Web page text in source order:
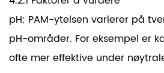
pH: PAM-ytelsen varierer på
pH-områder. For eksempel er
ofte mer effektive under